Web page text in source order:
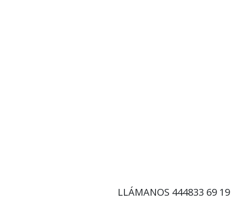
LLÁMANOS 444833 69 19